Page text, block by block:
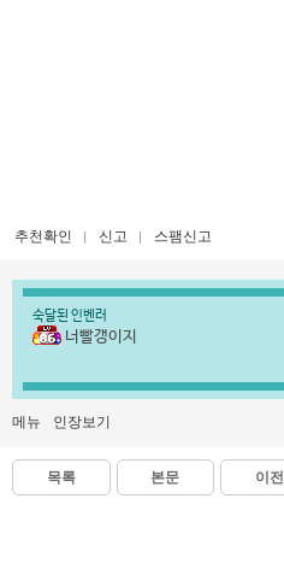
추천확인 신고 스팸신고
숙달된 인벤러
너빨갱이지
메뉴 인장보기
목록 본문 이전